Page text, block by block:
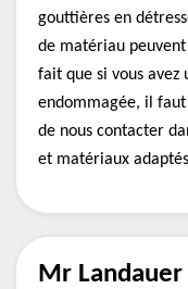
gouttières en
de matériau
fait que si vous avez
endommagée, il faut
de nous contacter
et matériaux
Mr